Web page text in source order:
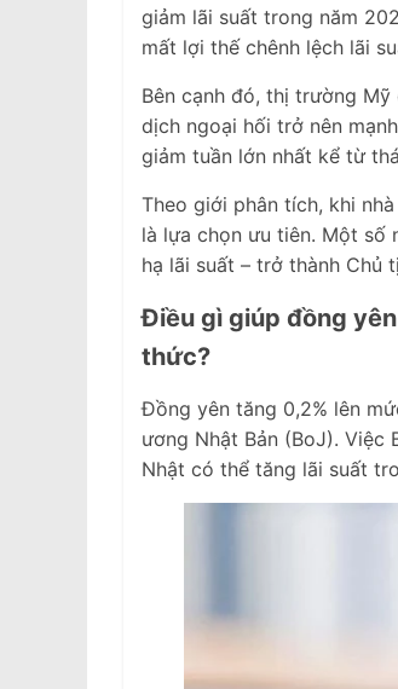
giảm lãi suất trong năm
mất lợi thế chênh lệch lãi
Bên cạnh đó, thị trường
dịch ngoại hối trở nên
giảm tuần lớn nhất kể từ
Theo giới phân tích, khi
là lựa chọn ưu tiên. Một số
hạ lãi suất – trở thành Chủ
Điều gì giúp đồng
thức?
Đồng yên tăng 0,2% lên
ương Nhật Bản (BoJ).
Nhật có thể tăng lãi suất